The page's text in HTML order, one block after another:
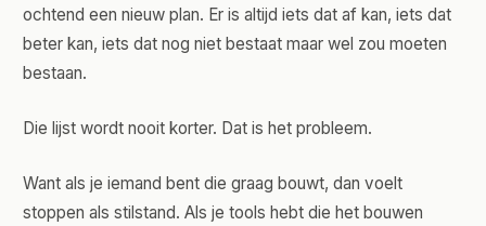
ochtend een nieuw plan. Er is altijd iets dat af kan, iets dat
beter kan, iets dat nog niet bestaat maar wel zou moeten
bestaan.
Die lijst wordt nooit korter. Dat is het probleem.
Want als je iemand bent die graag bouwt, dan voelt
stoppen als stilstand. Als je tools hebt die het bouwen